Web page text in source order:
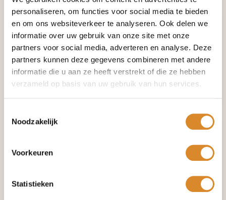
personaliseren, om functies voor social media te bieden
en om ons websiteverkeer te analyseren. Ook delen we
informatie over uw gebruik van onze site met onze
partners voor social media, adverteren en analyse. Deze
partners kunnen deze gegevens combineren met andere
informatie die u aan ze heeft verstrekt of die ze hebben
verzameld op basis van uw gebruik van hun services.
Noodzakelijk
Voorkeuren
Statistieken
Croy My Home